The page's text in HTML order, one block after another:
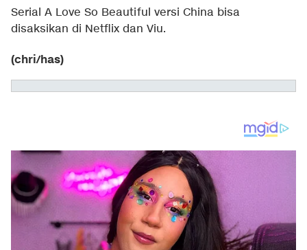
Serial A Love So Beautiful versi China bisa
disaksikan di Netflix dan Viu.
(chri/has)